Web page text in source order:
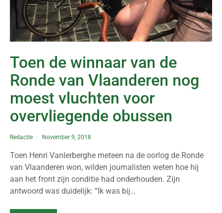
Toen de winnaar van de
Ronde van Vlaanderen nog
moest vluchten voor
overvliegende obussen
Redactie November 9, 2018
Toen Henri Vanlerberghe meteen na de oorlog de Ronde
van Vlaanderen won, wilden journalisten weten hoe hij
aan het front zijn conditie had onderhouden. Zijn
antwoord was duidelijk: “Ik was bij…